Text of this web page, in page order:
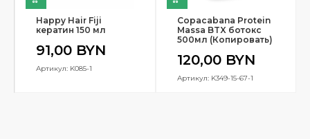
Happy Hair Fiji
кератин 150 мл
91,00 BYN
Артикул: K085-1
Copacabana Protein
Massa BTX ботокс
500мл (Копировать)
120,00 BYN
Артикул: K349-15-67-1